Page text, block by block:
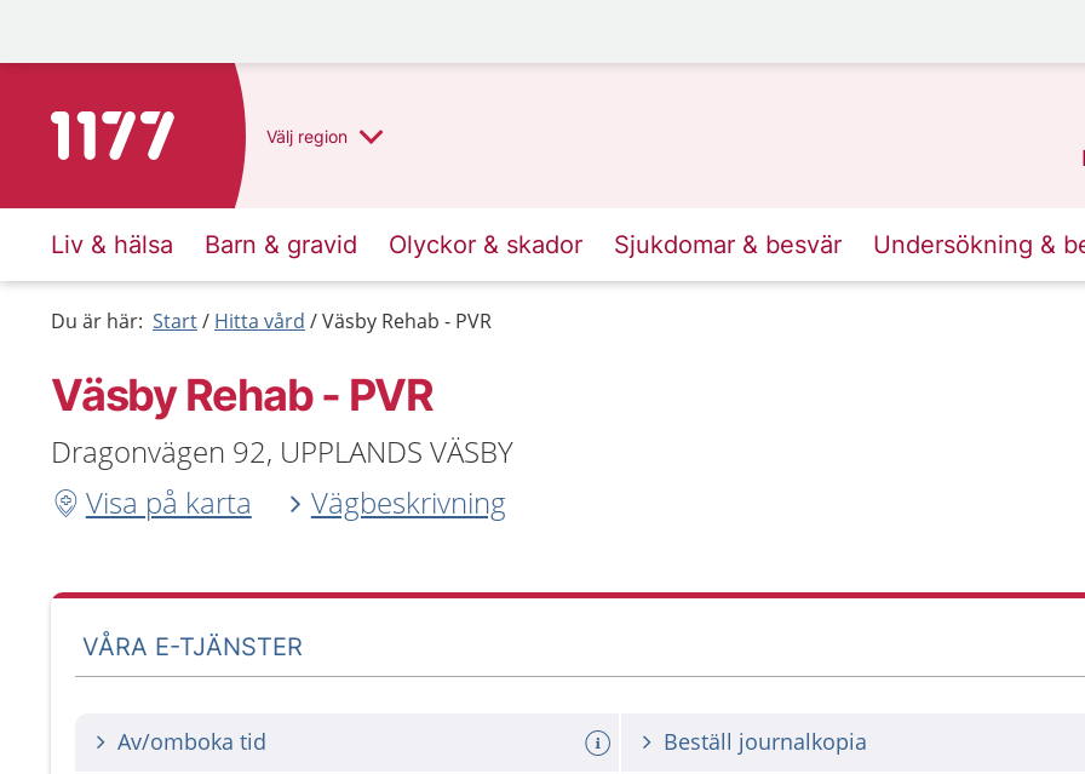
Till startsidan för 1177 Välj region
Liv & hälsa Barn & gravid Olyckor & skador Sjukdomar & besvär Undersökning &
Du är här: Start Hitta vård Väsby Rehab - PVR
Väsby Rehab - PVR
Dragonvägen 92, UPPLANDS VÄSBY
Visa på karta
Vägbeskrivning
VÅRA E-TJÄNSTER
Av/omboka tid Beställ journalkopia